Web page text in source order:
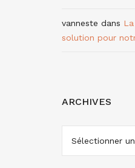
vanneste dans
solution pour
ARCHIVES
ARCHIVES